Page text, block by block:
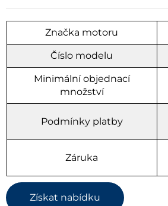
Značka motoru
Číslo modelu
Minimální objednací
množství
Podmínky platby
Záruka
Získat nabídku